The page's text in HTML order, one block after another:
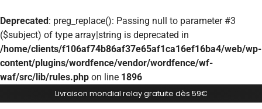
Deprecated: preg_replace(): Passing null to parameter #3
($subject) of type array|string is deprecated in
/home/clients/f106af74b86af37e65af1ca16ef16ba4/web/wp-
content/plugins/wordfence/vendor/wordfence/wf-
waf/src/lib/rules.php on line 1896
Livraison mondial relay gratuite dès 59€